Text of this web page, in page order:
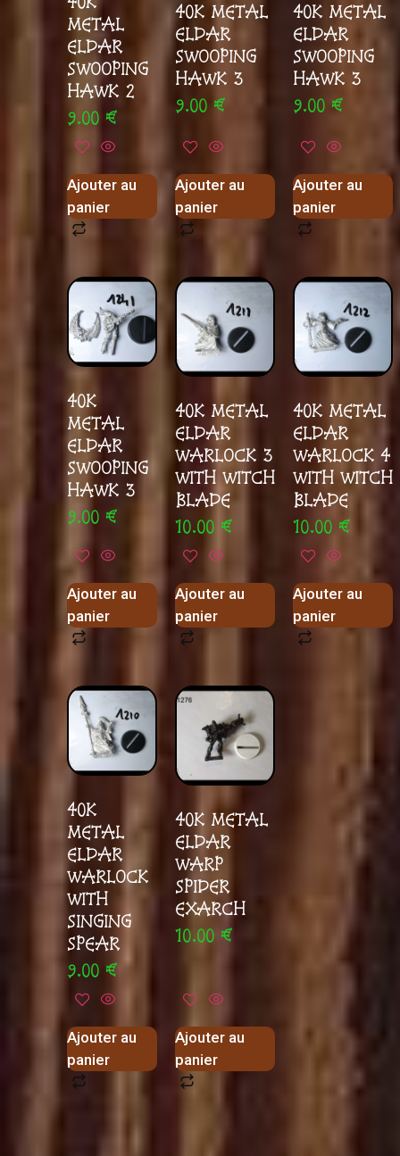
METAL
ELDAR
SWOOPING
HAWK 2
9.00 €
Ajouter au
panier
40K METAL
ELDAR
SWOOPING
HAWK 3
9.00 €
Ajouter au
panier
40K METAL
ELDAR
SWOOPING
HAWK 3
9.00 €
Ajouter au
panier
40K
METAL
ELDAR
SWOOPING
HAWK 3
9.00 €
Ajouter au
panier
40K METAL
ELDAR
WARLOCK 3
WITH WITCH
BLADE
10.00 €
Ajouter au
panier
40K METAL
ELDAR
WARLOCK 4
WITH WITCH
BLADE
10.00 €
Ajouter au
panier
40K
METAL
ELDAR
WARLOCK
WITH
SINGING
SPEAR
9.00 €
Ajouter au
panier
40K METAL
ELDAR
WARP
SPIDER
EXARCH
10.00 €
Ajouter au
panier